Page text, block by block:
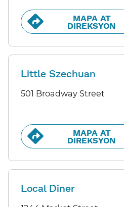
MAPA AT
DIREKSYON​​
Little Szechuan
501 Broadway Street
MAPA AT
DIREKSYON​​
Local Diner